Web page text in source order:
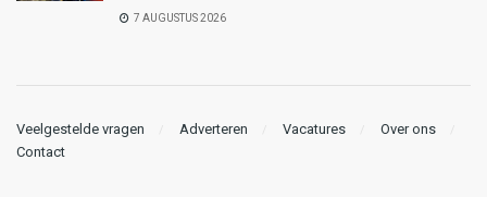
7 AUGUSTUS 2026
Veelgestelde vragen Adverteren Vacatures
Over ons
Contact